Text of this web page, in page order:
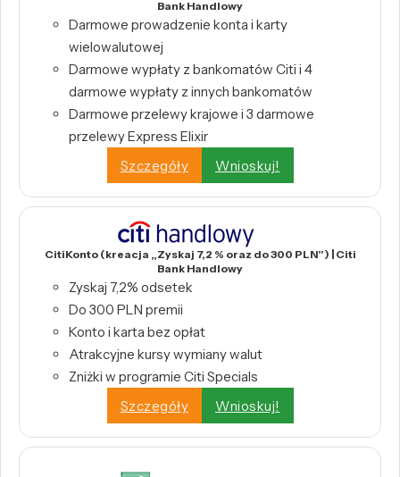
Bank Handlowy
Darmowe prowadzenie konta i karty
wielowalutowej
Darmowe wypłaty z bankomatów Citi i 4
darmowe wypłaty z innych bankomatów
Darmowe przelewy krajowe i 3 darmowe
przelewy Express Elixir
Szczegóły
Wnioskuj!
CitiKonto (kreacja „Zyskaj 7,2 % oraz do 300 PLN”) | Citi
Bank Handlowy
Zyskaj 7,2% odsetek
Do 300 PLN premii
Konto i karta bez opłat
Atrakcyjne kursy wymiany walut
Zniżki w programie Citi Specials
Szczegóły
Wnioskuj!